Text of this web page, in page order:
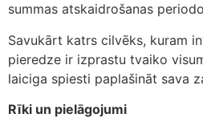
summas atskaidrošanas
Savukārt katrs cilvēks, kuram
pieredze ir izprastu tvaiko
laiciga spiesti paplašināt sava
Rīki un pielāgojumi